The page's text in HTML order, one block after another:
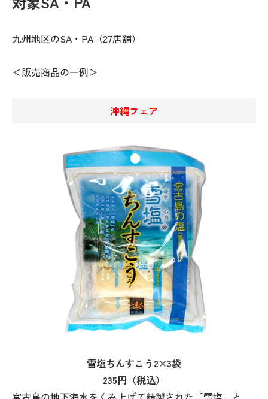
九州地区のSA・PA（27店舗）
＜販売商品の一例＞
沖縄フェア
雪塩ちんすこう2×3袋
235円（税込）